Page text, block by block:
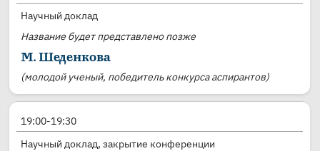
Научный доклад
Название будет представлено позже
М. Шеденкова
(молодой ученый, победитель конкурса аспирантов)
19:00-19:30
Научный доклад, закрытие конференции